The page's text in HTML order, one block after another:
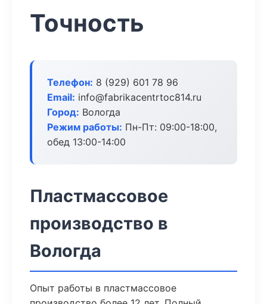
Точность
Телефон: 8 (929) 601 78 96
Email: info@fabrikacentrtoc814.ru
Город: Вологда
Режим работы: Пн-Пт: 09:00-18:00,
обед 13:00-14:00
Пластмассовое
производство в
Вологда
Опыт работы в пластмассовое